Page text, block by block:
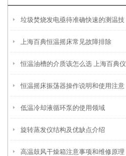
垃圾焚烧发电亟待准确快速的测温技
术
上海百典恒温摇床常见故障排除
恒温油槽的介质该怎么选 上海百典仪
器为您解答
恒温摇床振荡器操作说明和使用注意
事项
低温冷却液循环泵的使用领域
旋转蒸发仪结构及优缺点介绍
高温鼓风干燥箱注意事项和维修原理